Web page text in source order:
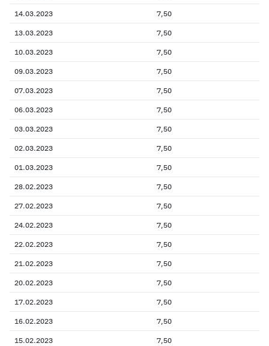
14.03.2023 7,50
13.03.2023 7,50
10.03.2023 7,50
09.03.2023 7,50
07.03.2023 7,50
06.03.2023 7,50
03.03.2023 7,50
02.03.2023 7,50
01.03.2023 7,50
28.02.2023 7,50
27.02.2023 7,50
24.02.2023 7,50
22.02.2023 7,50
21.02.2023 7,50
20.02.2023 7,50
17.02.2023 7,50
16.02.2023 7,50
15.02.2023 7,50